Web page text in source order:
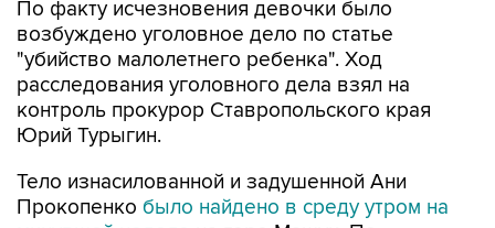
По факту исчезновения девочки было
возбуждено уголовное дело по статье
"убийство малолетнего ребенка". Ход
расследования уголовного дела взял на
контроль прокурор Ставропольского края
Юрий Турыгин.
Тело изнасилованной и задушенной Ани
Прокопенко было найдено в среду утром на